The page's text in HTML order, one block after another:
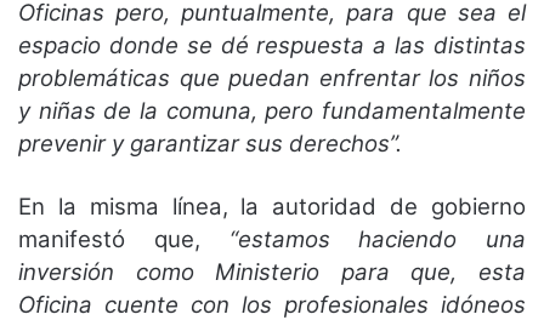
Oficinas pero, puntualmente, para que sea el
espacio donde se dé respuesta a las distintas
problemáticas que puedan enfrentar los niños
y niñas de la comuna, pero fundamentalmente
prevenir y garantizar sus derechos”.
En la misma línea, la autoridad de gobierno
manifestó que, “estamos haciendo una
inversión como Ministerio para que, esta
Oficina cuente con los profesionales idóneos